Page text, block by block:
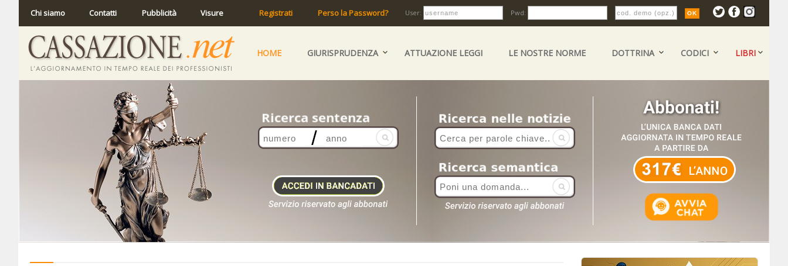
Chi siamo Contatti Pubblicità Visure Registrati Perso la Password? User: Pwd:
HOME GIURISPRUDENZA ATTUAZIONE LEGGI LE NOSTRE NORME DOTTRINA CODICI LIBRI